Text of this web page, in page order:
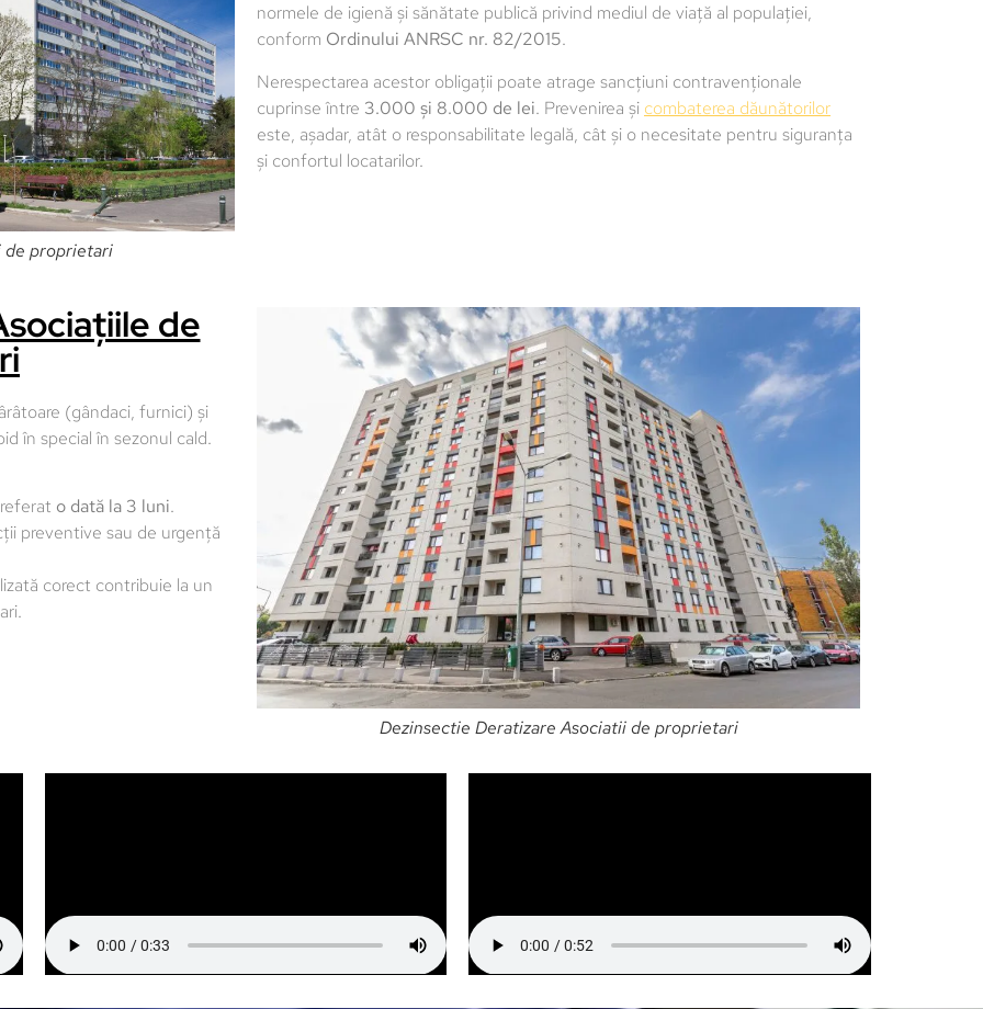
de proprietari
normele de igienă și sănătate publică privind mediul de viață al populației,
conform Ordinului ANRSC nr. 82/2015.
Nerespectarea acestor obligații poate atrage sancțiuni contravenționale
cuprinse între 3.000 și 8.000 de lei. Prevenirea și combaterea dăunătorilor
este, așadar, atât o responsabilitate legală, cât și o necesitate pentru siguranța
și confortul locatarilor.
de
(gândaci, furnici) și
în special în sezonul cald.
o dată la 3 luni.
preventive sau de urgență
corect contribuie la un
Dezinsectie Deratizare Asociatii de proprietari